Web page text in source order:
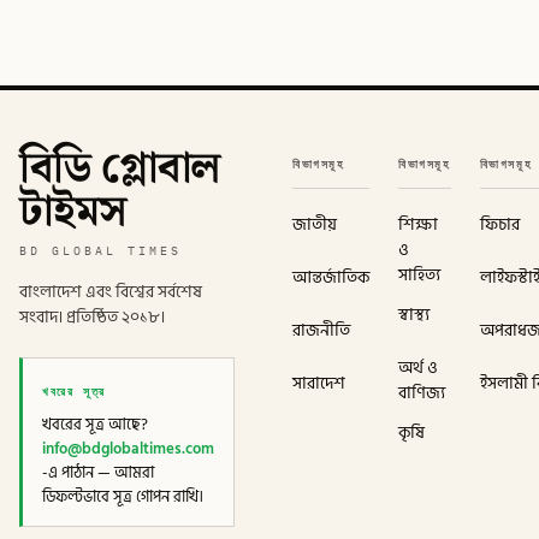
বিডি গ্লোবাল
টাইমস
BD GLOBAL TIMES
বাংলাদেশ এবং বিশ্বের সর্বশেষ
সংবাদ। প্রতিষ্ঠিত ২০১৮।
খবরের সূত্র
খবরের সূত্র আছে?
info@bdglobaltimes.com
-এ পাঠান — আমরা
ডিফল্টভাবে সূত্র গোপন রাখি।
বিভাগসমূহ
জাতীয়
আন্তর্জাতিক
রাজনীতি
সারাদেশ
বিভাগসমূহ
শিক্ষা
ও
সাহিত্য
স্বাস্থ্য
অর্থ ও
বাণিজ্য
কৃষি
বিভাগসমূহ
ফিচার
ইসলামী